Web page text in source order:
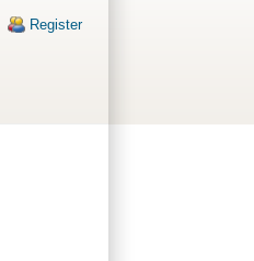
Register